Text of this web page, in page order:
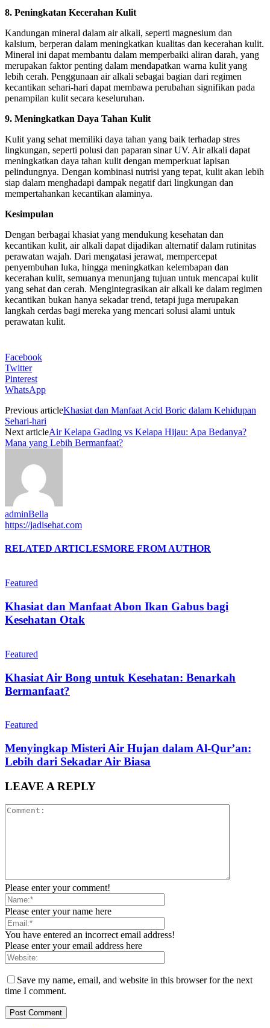
8. Peningkatan Kecerahan Kulit
Kandungan mineral dalam air alkali, seperti magnesium dan
kalsium, berperan dalam meningkatkan kualitas dan kecerahan kulit.
Mineral ini dapat membantu dalam memperbaiki aliran darah, yang
merupakan faktor penting dalam mendapatkan warna kulit yang
lebih cerah. Penggunaan air alkali sebagai bagian dari regimen
kecantikan sehari-hari dapat membawa perubahan signifikan pada
penampilan kulit secara keseluruhan.
9. Meningkatkan Daya Tahan Kulit
Kulit yang sehat memiliki daya tahan yang baik terhadap stres
lingkungan, seperti polusi dan paparan sinar UV. Air alkali dapat
meningkatkan daya tahan kulit dengan memperkuat lapisan
pelindungnya. Dengan kombinasi nutrisi yang tepat, kulit akan lebih
siap dalam menghadapi dampak negatif dari lingkungan dan
mempertahankan kecantikan alaminya.
Kesimpulan
Dengan berbagai khasiat yang mendukung kesehatan dan
kecantikan kulit, air alkali dapat dijadikan alternatif dalam rutinitas
perawatan wajah. Dari mengatasi jerawat, mempercepat
penyembuhan luka, hingga meningkatkan kelembapan dan
kecerahan kulit, semuanya menunjang tujuan untuk mencapai kulit
yang sehat dan cerah. Mengintegrasikan air alkali ke dalam regimen
kecantikan bukan hanya sekadar trend, tetapi juga merupakan
langkah cerdas bagi mereka yang mencari solusi alami untuk
perawatan kulit.
Facebook
Twitter
Pinterest
WhatsApp
Previous articleKhasiat dan Manfaat Acid Boric dalam Kehidupan
Sehari-hari
Next articleAir Kelapa Gading vs Kelapa Hijau: Apa Bedanya?
Mana yang Lebih Bermanfaat?
adminBella
https://jadisehat.com
RELATED ARTICLESMORE FROM AUTHOR
Featured
Khasiat dan Manfaat Abon Ikan Gabus bagi
Kesehatan Otak
Featured
Khasiat Air Bong untuk Kesehatan: Benarkah
Bermanfaat?
Featured
Menyingkap Misteri Air Hujan dalam Al-Qur’an:
Lebih dari Sekadar Air Biasa
LEAVE A REPLY
Please enter your comment!
Please enter your name here
You have entered an incorrect email address!
Please enter your email address here
Save my name, email, and website in this browser for the next
time I comment.